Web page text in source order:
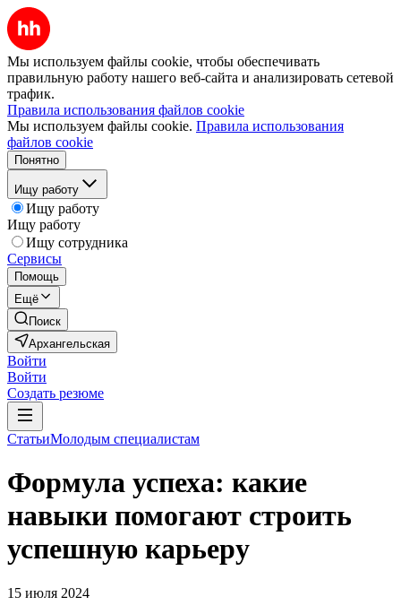
Мы используем файлы cookie, чтобы обеспечивать
правильную работу нашего веб-сайта и анализировать сетевой
трафик.
Правила использования файлов cookie
Мы используем файлы cookie. Правила использования
файлов cookie
Понятно
Ищу работу
Ищу работу
Ищу работу
Ищу сотрудника
Сервисы
Помощь
Ещё
Поиск
Архангельская
Войти
Войти
Создать резюме
СтатьиМолодым специалистам
Формула успеха: какие
навыки помогают строить
успешную карьеру
15 июля 2024